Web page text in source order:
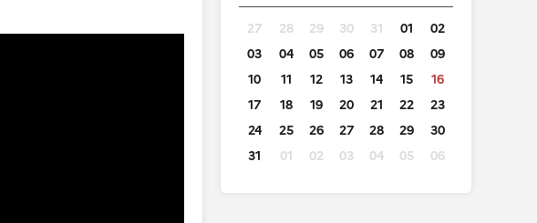
27 28 29 30 31 01
02
03
04 05 06 07 08
09
10
11 12 13 14 15
16
17
18 19 20 21 22
23
24
25 26 27 28 29
30
31
01 02 03 04 05 06